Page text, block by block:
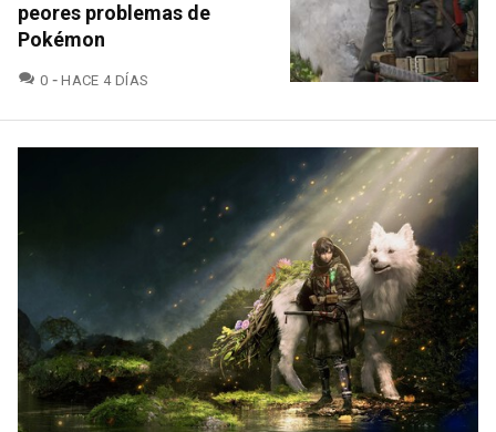
peores problemas de
Pokémon
0 COMENTARIOS
HACE 4 DÍAS